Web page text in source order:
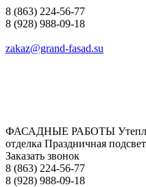
8 (863) 224-56-77
8 (928) 988-09-18
zakaz@grand-fasad.su
ФАСАДНЫЕ РАБОТЫ
отделка Праздничная
Заказать звонок
8 (863) 224-56-77
8 (928) 988-09-18